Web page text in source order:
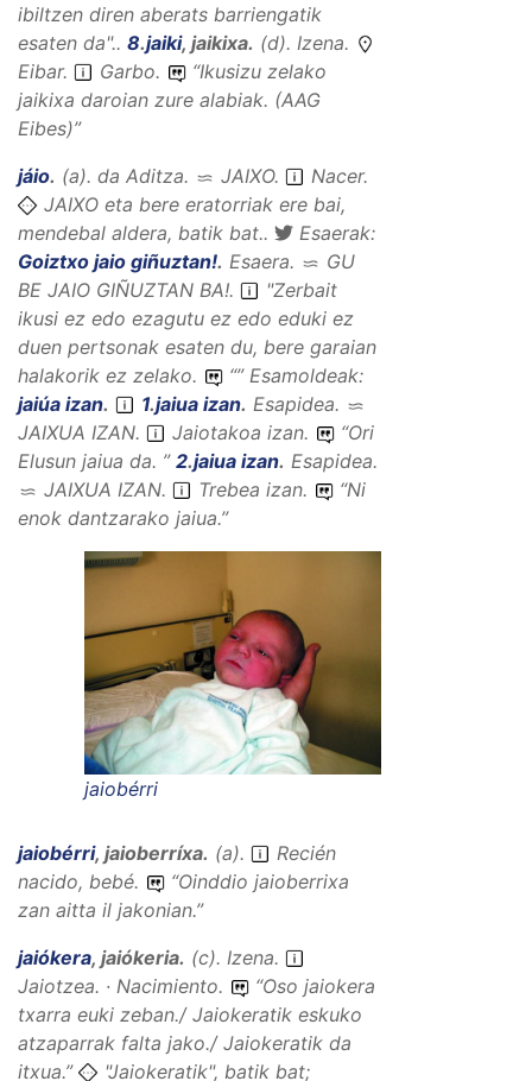
ibiltzen diren aberats barriengatik
esaten da".. 8.jaiki, jaikixa. (d). Izena.
Eibar.
Garbo. “Ikusizu zelako
jaikixa daroian zure alabiak. (AAG
Eibes)”
jáio. (a). da Aditza. JAIXO.
Nacer.
JAIXO eta bere eratorriak ere bai,
mendebal aldera, batik bat..
Esaerak:
Goiztxo jaio giñuztan!. Esaera.
GU
BE JAIO GIÑUZTAN BA!.
"Zerbait
ikusi ez edo ezagutu ez edo eduki ez
duen pertsonak esaten du, bere garaian
halakorik ez zelako.
“” Esamoldeak:
jaiúa izan. 1.jaiua izan. Esapidea.
JAIXUA IZAN. Jaiotakoa izan. “Ori
Elusun jaiua da. ” 2.jaiua izan. Esapidea.
JAIXUA IZAN. Trebea izan. “Ni
enok dantzarako jaiua.”
jaiobérri
jaiobérri, jaioberríxa. (a).
Recién
nacido, bebé.
“Oinddio jaioberrixa
zan aitta il jakonian.”
jaiókera, jaiókeria. (c). Izena.
Jaiotzea. · Nacimiento.
“Oso jaiokera
txarra euki zeban./ Jaiokeratik eskuko
atzaparrak falta jako./ Jaiokeratik da
itxua.”
"Jaiokeratik", batik bat;